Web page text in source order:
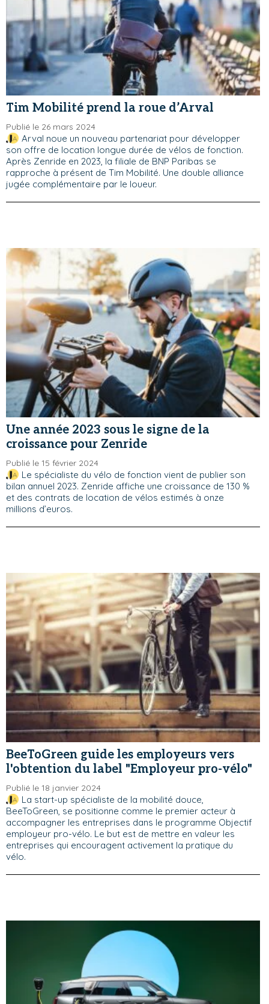
Tim Mobilité prend la roue d’Arval
Publié le 26 mars 2024
Arval noue un nouveau partenariat pour développer
son offre de location longue durée de vélos de fonction.
Après Zenride en 2023, la filiale de BNP Paribas se
rapproche à présent de Tim Mobilité. Une double alliance
jugée complémentaire par le loueur.
Une année 2023 sous le signe de la
croissance pour Zenride
Publié le 15 février 2024
Le spécialiste du vélo de fonction vient de publier son
bilan annuel 2023. Zenride affiche une croissance de 130 %
et des contrats de location de vélos estimés à onze
millions d’euros.
BeeToGreen guide les employeurs vers
l'obtention du label "Employeur pro-vélo"
Publié le 18 janvier 2024
La start-up spécialiste de la mobilité douce,
BeeToGreen, se positionne comme le premier acteur à
accompagner les entreprises dans le programme Objectif
employeur pro-vélo. Le but est de mettre en valeur les
entreprises qui encouragent activement la pratique du
vélo.